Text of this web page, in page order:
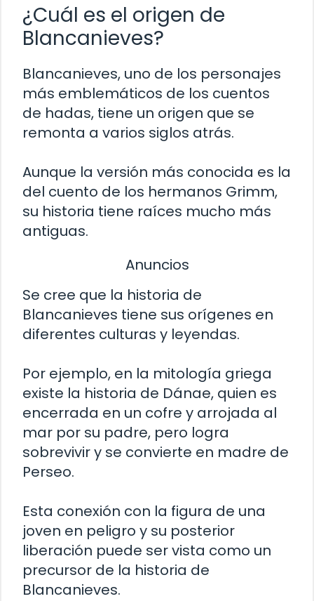
¿Cuál es el origen de
Blancanieves?
Blancanieves, uno de los personajes
más emblemáticos de los cuentos
de hadas, tiene un origen que se
remonta a varios siglos atrás.
Aunque la versión más conocida es la
del cuento de los hermanos Grimm,
su historia tiene raíces mucho más
antiguas.
Anuncios
Se cree que la historia de
Blancanieves tiene sus orígenes en
diferentes culturas y leyendas.
Por ejemplo, en la mitología griega
existe la historia de Dánae, quien es
encerrada en un cofre y arrojada al
mar por su padre, pero logra
sobrevivir y se convierte en madre de
Perseo.
Esta conexión con la figura de una
joven en peligro y su posterior
liberación puede ser vista como un
precursor de la historia de
Blancanieves.